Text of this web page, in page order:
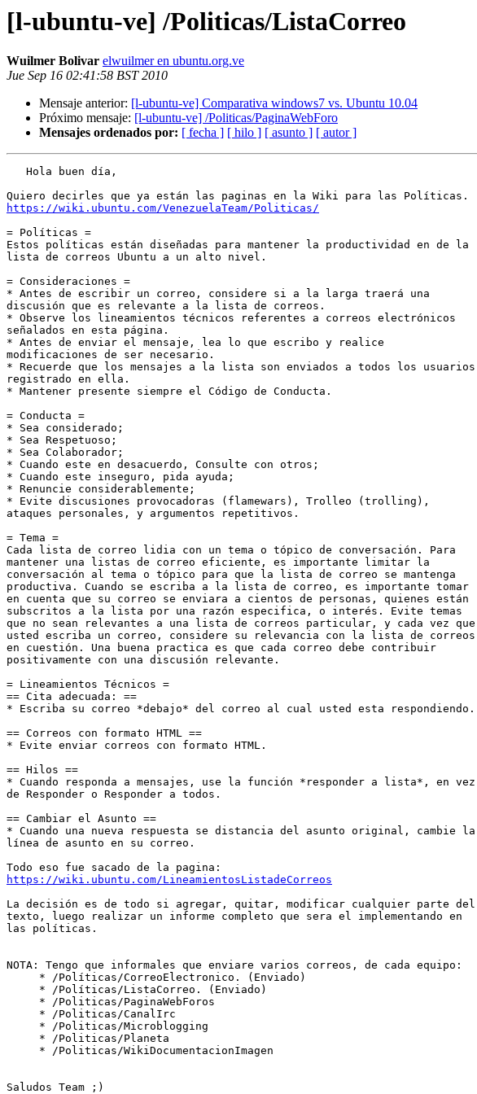
[l-ubuntu-ve] /Politicas/ListaCorreo
Wuilmer Bolivar elwuilmer en ubuntu.org.ve
Jue Sep 16 02:41:58 BST 2010
Mensaje anterior: [l-ubuntu-ve] Comparativa windows7 vs. Ubuntu 10.04
Próximo mensaje: [l-ubuntu-ve] /Politicas/PaginaWebForo
Mensajes ordenados por: [ fecha ] [ hilo ] [ asunto ] [ autor ]
   Hola buen día,
https://wiki.ubuntu.com/VenezuelaTeam/Politicas/
= Políticas =
Estos políticas están diseñadas para mantener la productividad en de la
lista de correos Ubuntu a un alto nivel.
= Consideraciones =
* Antes de escribir un correo, considere si a la larga traerá una
discusión que es relevante a la lista de correos.
* Observe los lineamientos técnicos referentes a correos electrónicos
señalados en esta página.
* Antes de enviar el mensaje, lea lo que escribo y realice
modificaciones de ser necesario.
* Recuerde que los mensajes a la lista son enviados a todos los usuarios
registrado en ella.
* Mantener presente siempre el Código de Conducta.
= Conducta =
* Sea considerado;
* Sea Respetuoso;
* Sea Colaborador;
* Cuando este en desacuerdo, Consulte con otros;
* Cuando este inseguro, pida ayuda;
* Renuncie considerablemente;
* Evite discusiones provocadoras (flamewars), Trolleo (trolling),
ataques personales, y argumentos repetitivos.
= Tema =
Cada lista de correo lidia con un tema o tópico de conversación. Para
mantener una listas de correo eficiente, es importante limitar la
conversación al tema o tópico para que la lista de correo se mantenga
productiva. Cuando se escriba a la lista de correo, es importante tomar
en cuenta que su correo se enviara a cientos de personas, quienes están
subscritos a la lista por una razón especifica, o interés. Evite temas
que no sean relevantes a una lista de correos particular, y cada vez que
usted escriba un correo, considere su relevancia con la lista de correos
en cuestión. Una buena practica es que cada correo debe contribuir
positivamente con una discusión relevante.
= Lineamientos Técnicos =
== Cita adecuada: ==
* Escriba su correo *debajo* del correo al cual usted esta respondiendo.
== Correos con formato HTML ==
* Evite enviar correos con formato HTML.
== Hilos ==
* Cuando responda a mensajes, use la función *responder a lista*, en vez
de Responder o Responder a todos.
== Cambiar el Asunto ==
* Cuando una nueva respuesta se distancia del asunto original, cambie la
línea de asunto en su correo.
https://wiki.ubuntu.com/LineamientosListadeCorreos
La decisión es de todo si agregar, quitar, modificar cualquier parte del
texto, luego realizar un informe completo que sera el implementando en
las políticas.
NOTA: Tengo que informales que enviare varios correos, de cada equipo:
     * /Políticas/CorreoElectronico. (Enviado)
     * /Políticas/ListaCorreo. (Enviado)
     * /Politicas/PaginaWebForos
     * /Politicas/CanalIrc
     * /Politicas/Microblogging
     * /Politicas/Planeta
     * /Politicas/WikiDocumentacionImagen
Saludos Team ;)